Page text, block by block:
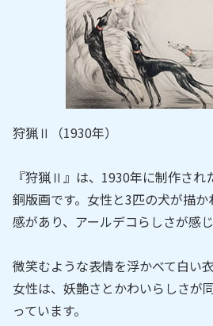
狩猟Ⅱ（1930年）
『狩猟Ⅱ』は、1930年に制作され
銅版画です。女性と3匹の犬が描
感があり、アールデコらしさが感じ
微笑むような表情を浮かべて白い
女性は、妖艶さとかわいらしさが
っています。